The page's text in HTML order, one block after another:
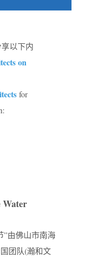
享以下内
on
for
Water
”由佛山市南海
团队(瀚和文